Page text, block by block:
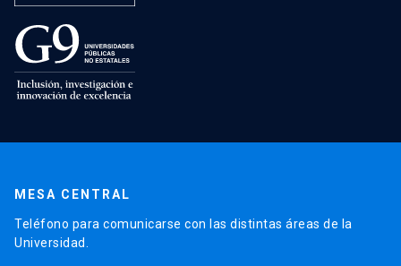
MESA CENTRAL
Teléfono para comunicarse con las distintas áreas de la
Universidad.